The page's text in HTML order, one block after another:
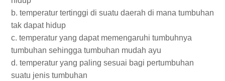
b. temperatur tertinggi di suatu daerah di mana tumbuhan
tak dapat hidup
c. temperatur yang dapat memengaruhi tumbuhnya
tumbuhan sehingga tumbuhan mudah ayu
d. temperatur yang paling sesuai bagi pertumbuhan
suatu jenis tumbuhan